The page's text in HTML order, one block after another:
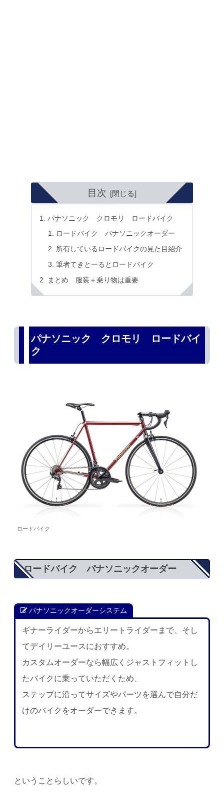
目次
パナソニック クロモリ ロードバイク
ロードバイク パナソニックオーダー
所有しているロードバイクの見た目紹介
筆者てきとーるとロードバイク
まとめ 服装＋乗り物は重要
パナソニック クロモリ ロードバイ
ク
ロードバイク
ロードバイク パナソニックオーダー
パナソニックオーダーシステム
ギナーライダーからエリートライダーまで、そし
てデイリーユースにおすすめ。
カスタムオーダーなら幅広くジャストフィットし
たバイクに乗っていただくため、
ステップに沿ってサイズやパーツを選んで自分だ
けのバイクをオーダーできます。
ということらしいです。